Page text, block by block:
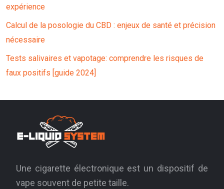
expérience
Calcul de la posologie du CBD : enjeux de santé et précision
nécessaire
Tests salivaires et vapotage: comprendre les risques de
faux positifs [guide 2024]
Une cigarette électronique est un dispositif de
vape souvent de petite taille.